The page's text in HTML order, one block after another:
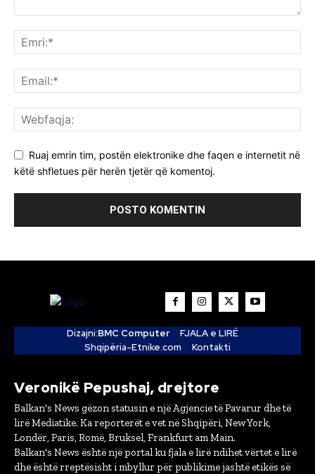
Ruaj emrin tim, postën elektronike dhe faqen e internetit në
këtë shfletues për herën tjetër që komentoj.
Dizajni:BMC Computer
FJALA e LIRË
Shqipëria-Etnike.com
Kontakti
Veronikë Pepushaj, drejtore
Balkan's News gëzon statusin e një Agjencie të Pavarur dhe të
lirë Mediatike. Ka reporterët e vet në Shqipëri, New York,
Londër, Paris, Romë, Bruksel, Frankfurt am Main.
Balkan's News është një portal ku fjala e lirë ndihet vërtet e lirë
dhe është rreptësisht i mbyllur për publikime jashtë etikës së